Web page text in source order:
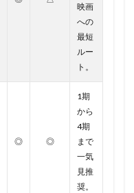
映画
への
最短
ルー
ト。
◎ ◎
1期
から
4期
まで
一気
見推
奨。